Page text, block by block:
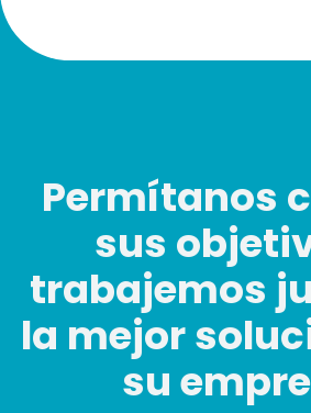
Permítanos
sus
trabajemos
la mejor
su